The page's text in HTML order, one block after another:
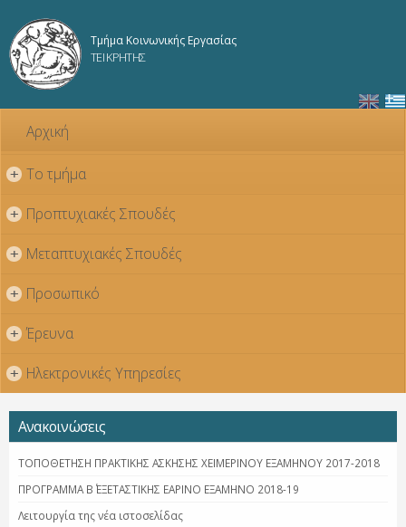
κυρίως
Τμήμα Κοινωνικής Εργασίας
ΤΕΙ ΚΡΗΤΗΣ
Αρχική
+ Το τμήμα
+ Προπτυχιακές Σπουδές
+ Μεταπτυχιακές Σπουδές
+ Προσωπικό
+ Έρευνα
+ Ηλεκτρονικές Υπηρεσίες
Ανακοινώσεις
ΤΟΠΟΘΕΤΗΣΗ ΠΡΑΚΤΙΚΗΣ ΑΣΚΗΣΗΣ ΧΕΙΜΕΡΙΝΟΥ ΕΞΑΜΗΝΟΥ 2017-2018
ΠΡΟΓΡΑΜΜΑ Β΄ ΕΞΕΤΑΣΤΙΚΗΣ ΕΑΡΙΝΟ ΕΞΑΜΗΝΟ 2018-19
Λειτουργία της νέα ιστοσελίδας